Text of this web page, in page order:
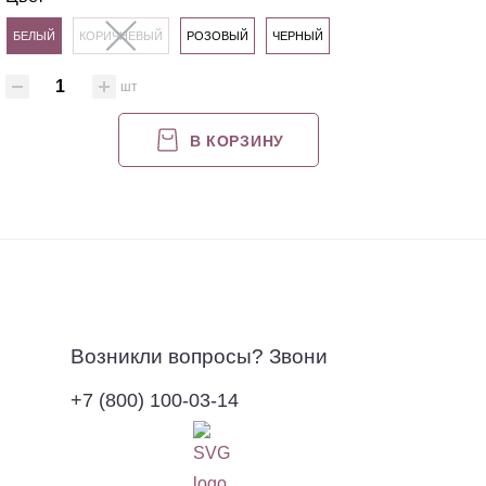
БЕЛЫЙ КОРИЧНЕВЫЙ РОЗОВЫЙ ЧЕРНЫЙ
шт
В КОРЗИНУ
Возникли вопросы? Звони
+7 (800) 100-03-14